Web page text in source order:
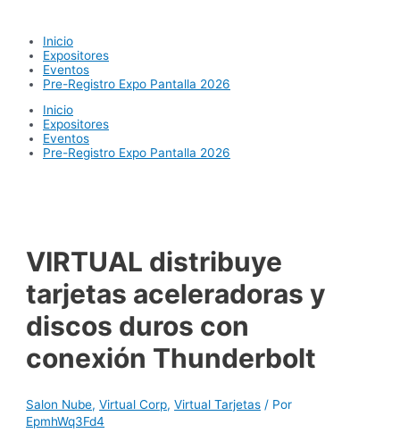
contenido
Inicio
Expositores
Eventos
Pre-Registro Expo Pantalla 2026
Inicio
Expositores
Eventos
Pre-Registro Expo Pantalla 2026
VIRTUAL distribuye
tarjetas aceleradoras y
discos duros con
conexión Thunderbolt
Salon Nube,Virtual Corp,Virtual Tarjetas / Por
EpmhWq3Fd4